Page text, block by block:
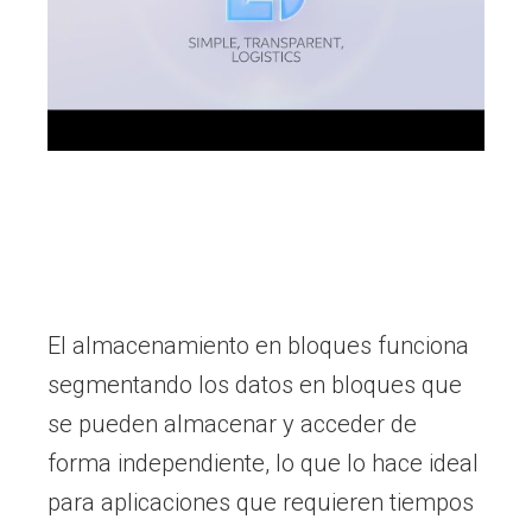
El almacenamiento en bloques funciona
segmentando los datos en bloques que
se pueden almacenar y acceder de
forma independiente, lo que lo hace ideal
para aplicaciones que requieren tiempos